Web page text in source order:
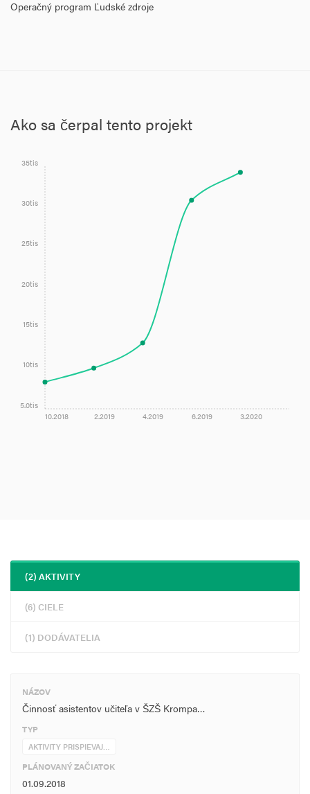
• v spolupráci s rodinou,
Operačný program Ľudské zdroje
Ako sa čerpal tento projekt
10.2018 2.2019 4.2019 6.2019 3.2020
5.0tis
10tis
15tis
20tis
25tis
30tis
35tis
(2) AKTIVITY
(6) CIELE
(1) DODÁVATELIA
NÁZOV
Činnosť asistentov učiteľa v ŠZŠ Krompa…
TYP
AKTIVITY PRISPIEVAJ…
PLÁNOVANÝ ZAČIATOK
01.09.2018